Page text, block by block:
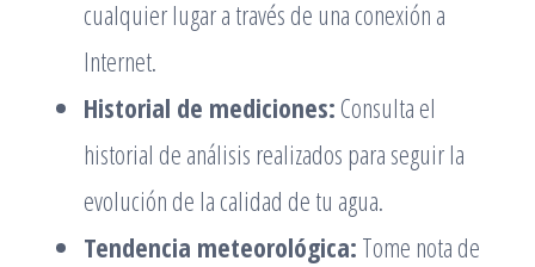
cualquier lugar a través de una conexión a
Internet.
Historial de mediciones: Consulta el
historial de análisis realizados para seguir la
evolución de la calidad de tu agua.
Tendencia meteorológica: Tome nota de